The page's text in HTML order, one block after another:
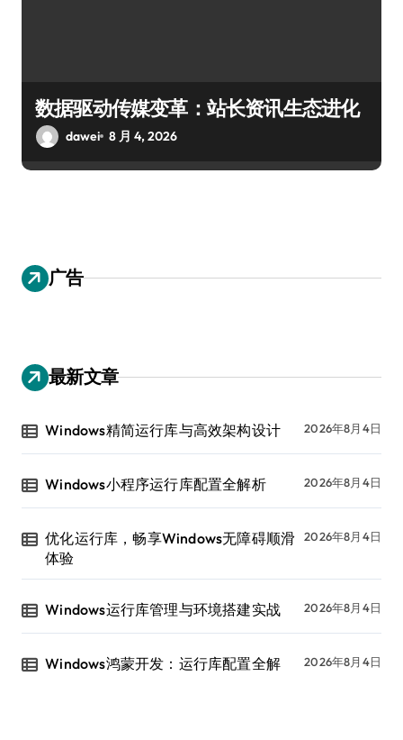
数据驱动传媒变革：站长资讯生态进化
dawei 8 月 4, 2026
广告
最新文章
Windows精简运行库与高效架构设计 2026年8月4日
Windows小程序运行库配置全解析 2026年8月4日
优化运行库，畅享Windows无障碍顺滑
体验
2026年8月4日
Windows运行库管理与环境搭建实战 2026年8月4日
Windows鸿蒙开发：运行库配置全解 2026年8月4日